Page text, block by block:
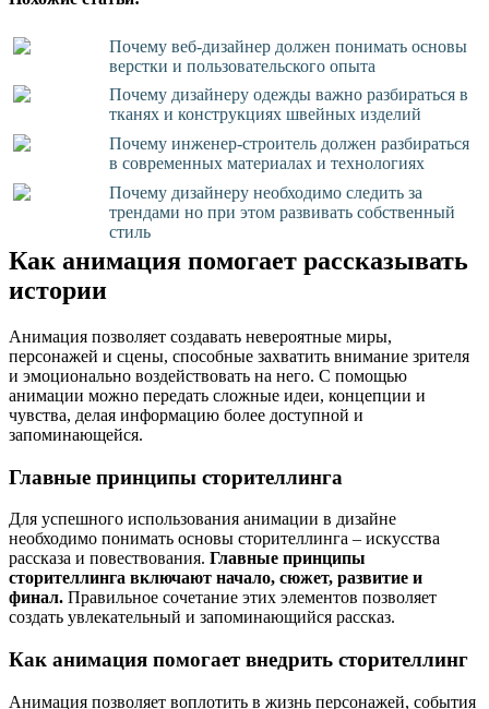
Почему веб-дизайнер должен понимать основы
верстки и пользовательского опыта
Почему дизайнеру одежды важно разбираться в
тканях и конструкциях швейных изделий
Почему инженер-строитель должен разбираться
в современных материалах и технологиях
Почему дизайнеру необходимо следить за
трендами но при этом развивать собственный
стиль
Как анимация помогает рассказывать
истории
Анимация позволяет создавать невероятные миры,
персонажей и сцены, способные захватить внимание зрителя
и эмоционально воздействовать на него. С помощью
анимации можно передать сложные идеи, концепции и
чувства, делая информацию более доступной и
запоминающейся.
Главные принципы сторителлинга
Для успешного использования анимации в дизайне
необходимо понимать основы сторителлинга – искусства
рассказа и повествования. Главные принципы
сторителлинга включают начало, сюжет, развитие и
финал. Правильное сочетание этих элементов позволяет
создать увлекательный и запоминающийся рассказ.
Как анимация помогает внедрить сторителлинг
Анимация позволяет воплотить в жизнь персонажей, события